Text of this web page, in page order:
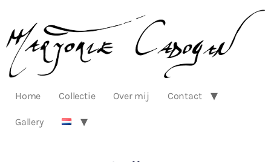
Home Collectie Over mij Contact
Gallery